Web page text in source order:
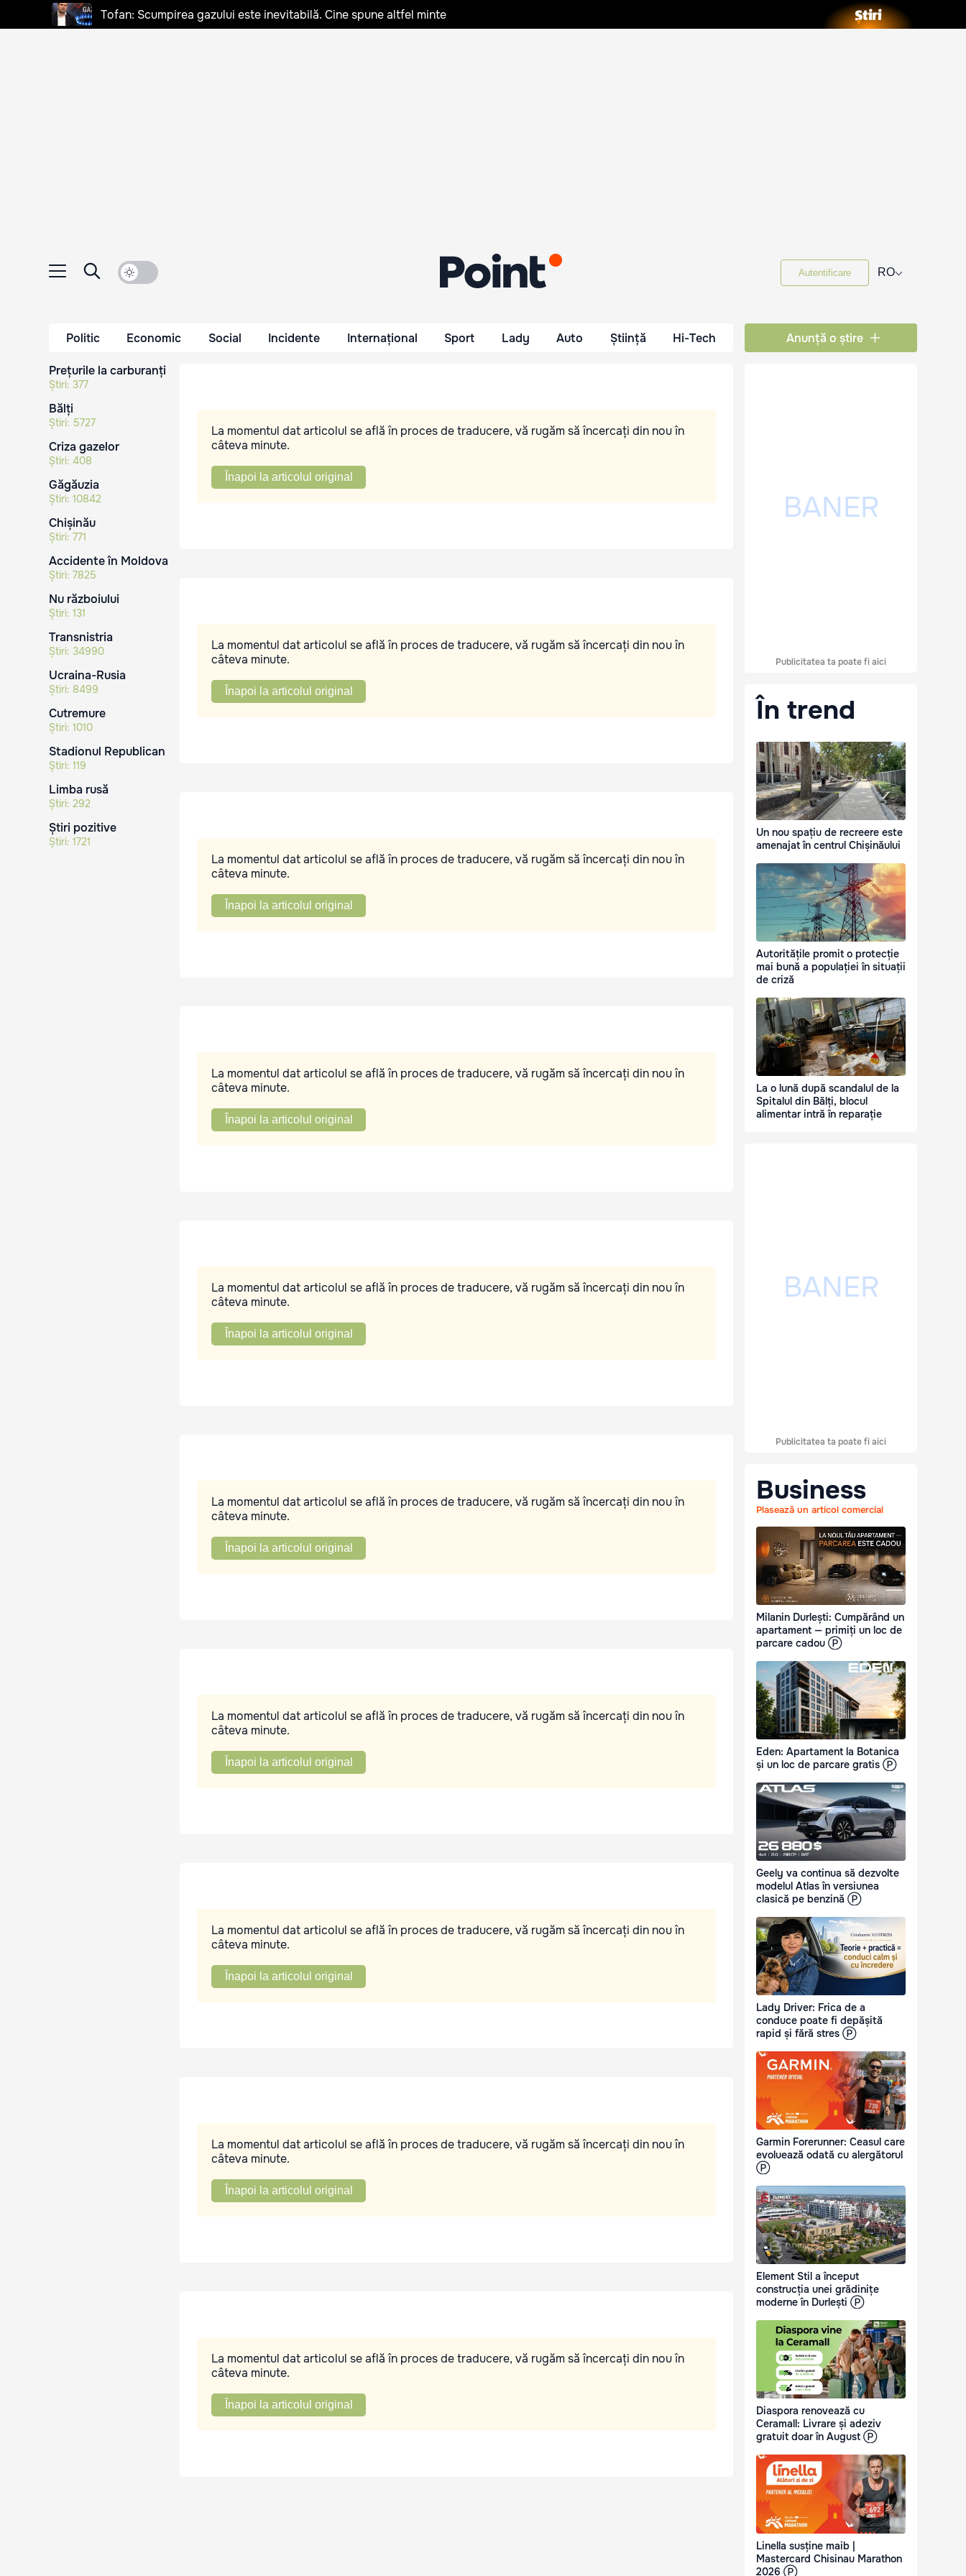
Tofan: Scumpirea gazului este inevitabilă. Cine spune altfel minte
Autentificare RO⌵
Politic Economic Social Incidente Internațional Sport Lady Auto Știință Hi-Tech Anunță o știre
Prețurile la carburanți
Știri: 377
Bălți
Știri: 5727
Criza gazelor
Știri: 408
Găgăuzia
Știri: 10842
Chișinău
Știri: 771
Accidente în Moldova
Știri: 7825
Nu războiului
Știri: 131
Transnistria
Știri: 34990
Ucraina-Rusia
Știri: 8499
Cutremure
Știri: 1010
Stadionul Republican
Știri: 119
Limba rusă
Știri: 292
Știri pozitive
Știri: 1721
La momentul dat articolul se află în proces de traducere, vă rugăm să încercați din nou în
câteva minute.
Înapoi la articolul original
La momentul dat articolul se află în proces de traducere, vă rugăm să încercați din nou în
câteva minute.
Înapoi la articolul original
La momentul dat articolul se află în proces de traducere, vă rugăm să încercați din nou în
câteva minute.
Înapoi la articolul original
La momentul dat articolul se află în proces de traducere, vă rugăm să încercați din nou în
câteva minute.
Înapoi la articolul original
La momentul dat articolul se află în proces de traducere, vă rugăm să încercați din nou în
câteva minute.
Înapoi la articolul original
La momentul dat articolul se află în proces de traducere, vă rugăm să încercați din nou în
câteva minute.
Înapoi la articolul original
La momentul dat articolul se află în proces de traducere, vă rugăm să încercați din nou în
câteva minute.
Înapoi la articolul original
La momentul dat articolul se află în proces de traducere, vă rugăm să încercați din nou în
câteva minute.
Înapoi la articolul original
La momentul dat articolul se află în proces de traducere, vă rugăm să încercați din nou în
câteva minute.
Înapoi la articolul original
La momentul dat articolul se află în proces de traducere, vă rugăm să încercați din nou în
câteva minute.
Înapoi la articolul original
Publicitatea ta poate fi aici
În trend
Un nou spațiu de recreere este
amenajat în centrul Chișinăului
Autoritățile promit o protecție
mai bună a populației în situații
de criză
La o lună după scandalul de la
Spitalul din Bălți, blocul
alimentar intră în reparație
Publicitatea ta poate fi aici
Business
Plasează un articol comercial
Milanin Durlești: Cumpărând un
apartament — primiți un loc de
parcare cadou Ⓟ
Eden: Apartament la Botanica
și un loc de parcare gratis Ⓟ
Geely va continua să dezvolte
modelul Atlas în versiunea
clasică pe benzină Ⓟ
Lady Driver: Frica de a
conduce poate fi depășită
rapid și fără stres Ⓟ
Garmin Forerunner: Ceasul care
evoluează odată cu alergătorul
Ⓟ
Element Stil a început
construcția unei grădinițe
moderne în Durlești Ⓟ
Diaspora renovează cu
Ceramall: Livrare și adeziv
gratuit doar în August Ⓟ
Linella susține maib |
Mastercard Chisinau Marathon
2026 Ⓟ